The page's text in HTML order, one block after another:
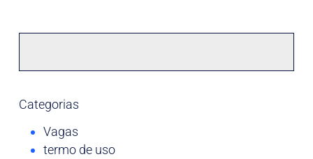
Categorias
Vagas
termo de uso